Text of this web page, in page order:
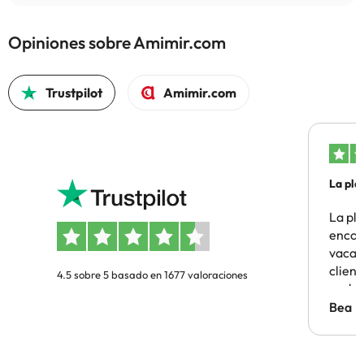
Opiniones sobre Amimir.com
Trustpilot Amimir.com
4.5 sobre 5 basado en 1677 valoraciones
La
La
Bea